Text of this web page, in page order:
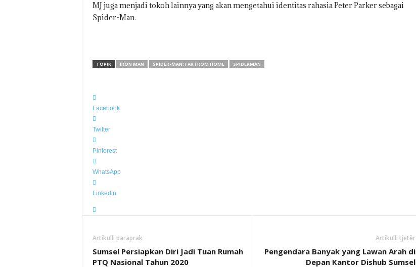
MJ juga menjadi tokoh lainnya yang akan mengetahui identitas rahasia Peter Parker sebagai
Spider-Man.
TOPIK IRON MAN SPIDER-MAN: FAR FROM HOME SPIDERMAN
Facebook
Twitter
Pinterest
WhatsApp
Linkedin
Artikulli paraprak
Sumsel Persiapkan Diri Jadi Tuan Rumah
PTQ Nasional Tahun 2020
Artikulli tjetër
Pengendara Banyak yang Lawan Arah di
Depan Kantor Dishub Sumsel